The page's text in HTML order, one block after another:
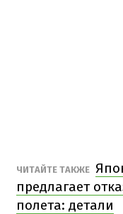
ЧИТАЙТЕ ТАКЖЕ
предлагает
полета: детали